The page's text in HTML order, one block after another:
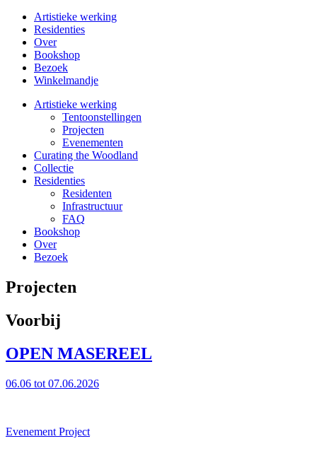
Artistieke werking
Residenties
Over
Bookshop
Bezoek
Winkelmandje
Artistieke werking
Tentoonstellingen
Projecten
Evenementen
Curating the Woodland
Collectie
Residenties
Residenten
Infrastructuur
FAQ
Bookshop
Over
Bezoek
Projecten
Voorbij
OPEN MASEREEL
06.06 tot 07.06.2026
Evenement Project